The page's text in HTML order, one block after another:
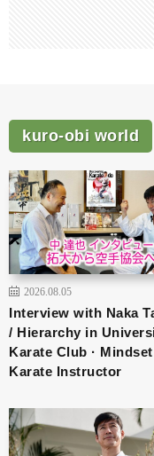
kuro-obi world
2026.08.05
Interview with Naka
/ Hierarchy in
Karate Club ·
Karate Instructor